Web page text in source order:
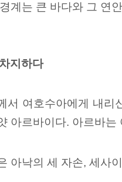
계는 큰 바다와 그 연
지하다
서 여호수아에게 내리
아르바이다. 아르바는
아낙의 세 자손, 세사